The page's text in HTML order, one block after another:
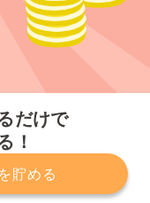
だけで
！
貯める
運営会社